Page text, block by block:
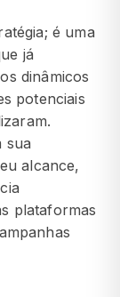
é uma
já
dinâmicos
potenciais
sua
alcance,
plataformas